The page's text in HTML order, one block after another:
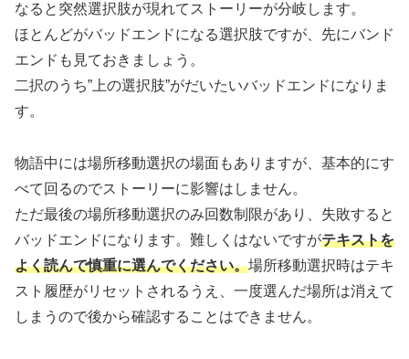
なると突然選択肢が現れてストーリーが分岐します。
ほとんどがバッドエンドになる選択肢ですが、先にバンド
エンドも見ておきましょう。
二択のうち”上の選択肢”がだいたいバッドエンドになりま
す。
物語中には場所移動選択の場面もありますが、基本的にす
べて回るのでストーリーに影響はしません。
ただ最後の場所移動選択のみ回数制限があり、失敗すると
バッドエンドになります。難しくはないですがテキストを
よく読んで慎重に選んでください。場所移動選択時はテキ
スト履歴がリセットされるうえ、一度選んだ場所は消えて
しまうので後から確認することはできません。